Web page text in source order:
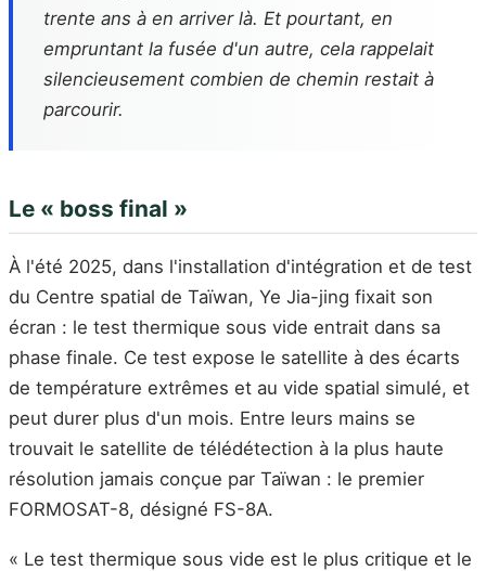
trente ans à en arriver là. Et pourtant, en
empruntant la fusée d'un autre, cela rappelait
silencieusement combien de chemin restait à
parcourir.
Le « boss final »
À l'été 2025, dans l'installation d'intégration et de test
du Centre spatial de Taïwan, Ye Jia-jing fixait son
écran : le test thermique sous vide entrait dans sa
phase finale. Ce test expose le satellite à des écarts
de température extrêmes et au vide spatial simulé, et
peut durer plus d'un mois. Entre leurs mains se
trouvait le satellite de télédétection à la plus haute
résolution jamais conçue par Taïwan : le premier
FORMOSAT-8, désigné FS-8A.
« Le test thermique sous vide est le plus critique et le